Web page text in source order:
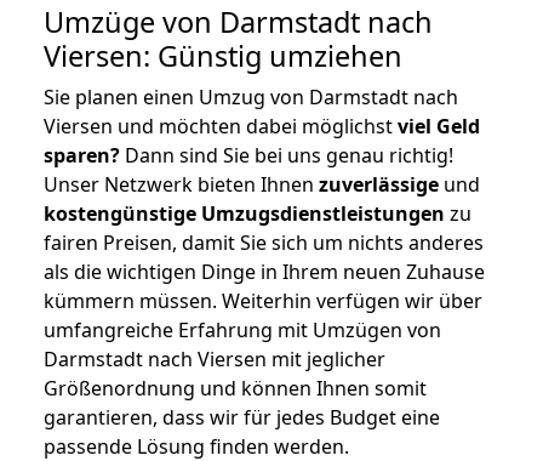
Umzüge von Darmstadt nach
Viersen: Günstig umziehen
Sie planen einen Umzug von Darmstadt nach
Viersen und möchten dabei möglichstviel Geld
sparen? Dann sind Sie bei uns genau richtig!
Unser Netzwerk bieten Ihnen zuverlässige und
kostengünstige Umzugsdienstleistungen zu
fairen Preisen, damit Sie sich um nichts anderes
als die wichtigen Dinge in Ihrem neuen Zuhause
kümmern müssen. Weiterhin verfügen wir über
umfangreiche Erfahrung mit Umzügen von
Darmstadt nach Viersen mit jeglicher
Größenordnung und können Ihnen somit
garantieren, dass wir für jedes Budget eine
passende Lösung finden werden.